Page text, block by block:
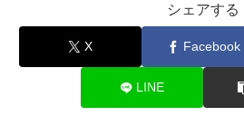
シェアする
X Facebook
LINE